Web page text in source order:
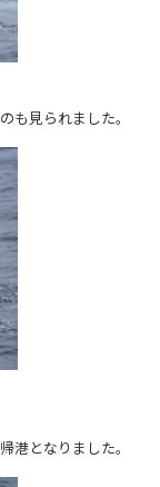
も見られました。
港となりました。